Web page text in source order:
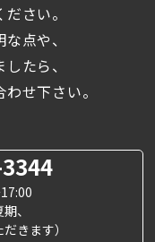
さい。
点や、
たら、
せ下さい。
、
きます）